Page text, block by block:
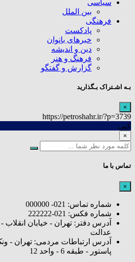
سیاسی
بین الملل
فرهنگی
پادکست
خبرهای بانوان
دین و اندیشه
فرهنگ و هنر
گزارش و گفتگو
بـه اشـتراک بـگذارید
×
https://petroshahr.ir/?p=3739
کپی
×
تماس با ما
×
شماره تماس: 021- 000000
شماره فکس: 021-222222
آدرس دفتر: تهران - خیابان
عدالت
آدرس ارتباطات مردمی: تهران -
پاستور - طبقه 6 - واحد 12